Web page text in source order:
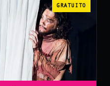
GRATUITO